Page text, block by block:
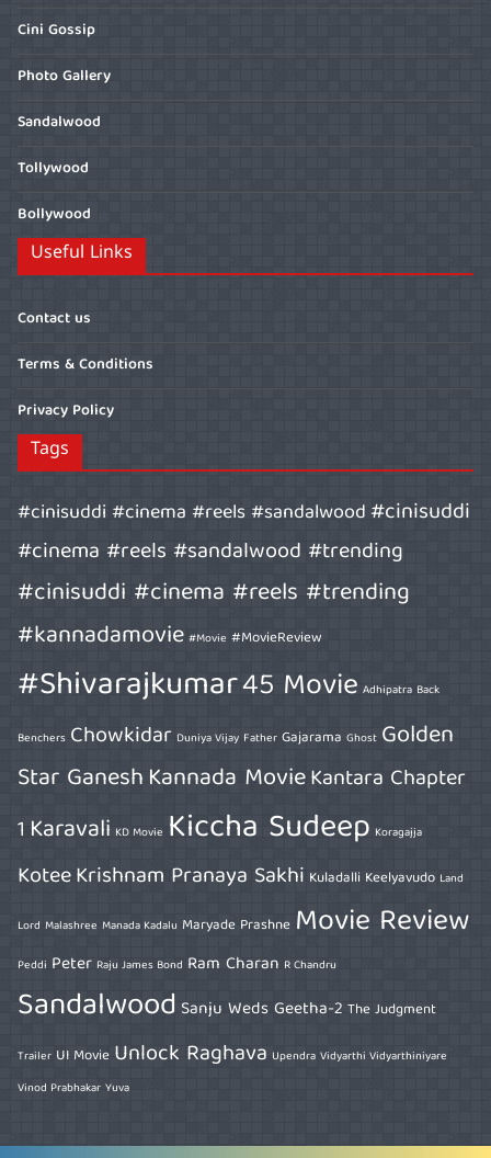
Cini Gossip
Photo Gallery
Sandalwood
Tollywood
Bollywood
Useful Links
Contact us
Terms & Conditions
Privacy Policy
Tags
#cinisuddi #cinema #reels #sandalwood#cinisuddi
#cinema #reels #sandalwood #trending
#cinisuddi #cinema #reels #trending
#kannadamovie #Movie #MovieReview
#Shivarajkumar45 Movie Adhipatra Back
Benchers Chowkidar Duniya Vijay Father Gajarama Ghost Golden
Star GaneshKannada MovieKantara Chapter
1 Karavali KD Movie Kiccha Sudeep Koragajja
KoteeKrishnam Pranaya Sakhi Kuladalli Keelyavudo Land
Lord Malashree Manada Kadalu Maryade Prashne Movie Review
Peddi Peter Raju James Bond Ram Charan R Chandru
Sandalwood Sanju Weds Geetha-2 The Judgment
Trailer UI Movie Unlock Raghava Upendra Vidyarthi Vidyarthiniyare
Vinod Prabhakar Yuva